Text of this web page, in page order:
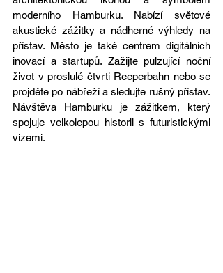
moderního Hamburku. Nabízí světové
akustické zážitky a nádherné výhledy na
přístav. Město je také centrem digitálních
inovací a startupů. Zažijte pulzující noční
život v proslulé čtvrti Reeperbahn nebo se
projděte po nábřeží a sledujte rušný přístav.
Návštěva Hamburku je zážitkem, který
spojuje velkolepou historii s futuristickými
vizemi.